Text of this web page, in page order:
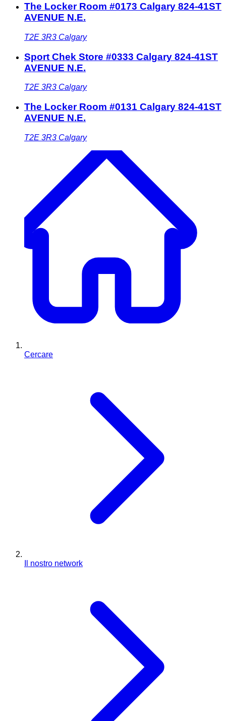
The Locker Room #0173 Calgary 824-41ST
AVENUE N.E.
T2E 3R3 Calgary
Sport Chek Store #0333 Calgary 824-41ST
AVENUE N.E.
T2E 3R3 Calgary
The Locker Room #0131 Calgary 824-41ST
AVENUE N.E.
T2E 3R3 Calgary
Cercare
Il nostro network